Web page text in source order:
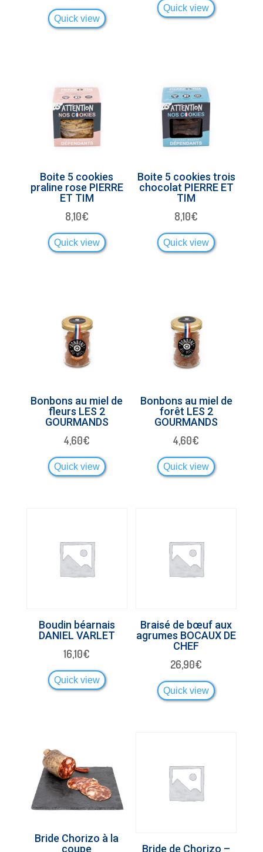
Quick view
Quick view
Boite 5 cookies
praline rose PIERRE
ET TIM
8,10€
Quick view
Boite 5 cookies trois
chocolat PIERRE ET
TIM
8,10€
Quick view
Bonbons au miel de
fleurs LES 2
GOURMANDS
4,60€
Quick view
Bonbons au miel de
forêt LES 2
GOURMANDS
4,60€
Quick view
Boudin béarnais
DANIEL VARLET
16,10€
Quick view
Braisé de bœuf aux
agrumes BOCAUX DE
CHEF
26,90€
Quick view
Bride Chorizo à la
coupe
Bride de Chorizo –